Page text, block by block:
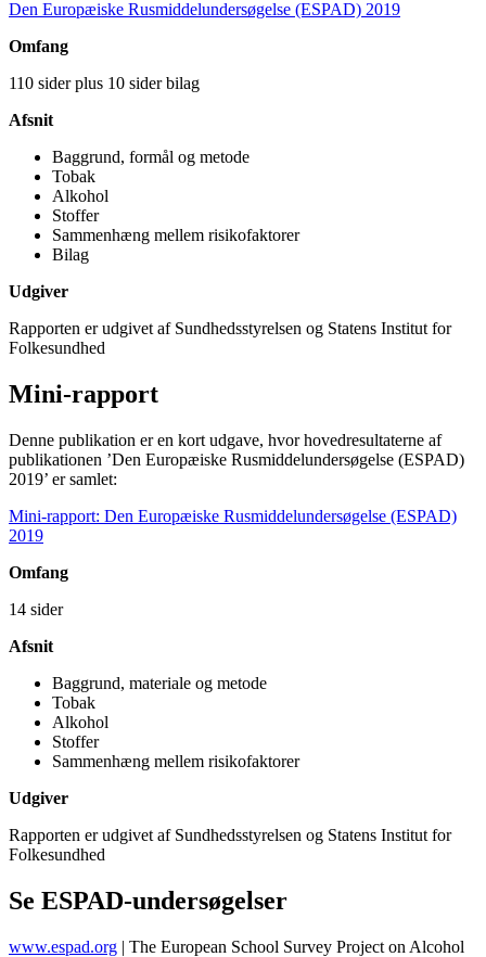
Den Europæiske Rusmiddelundersøgelse (ESPAD) 2019
Omfang
110 sider plus 10 sider bilag
Afsnit
Baggrund, formål og metode
Tobak
Alkohol
Stoffer
Sammenhæng mellem risikofaktorer
Bilag
Udgiver
Rapporten er udgivet af Sundhedsstyrelsen og Statens Institut for
Folkesundhed
Mini-rapport
Denne publikation er en kort udgave, hvor hovedresultaterne af
publikationen ’Den Europæiske Rusmiddelundersøgelse (ESPAD)
2019’ er samlet:
Mini-rapport: Den Europæiske Rusmiddelundersøgelse (ESPAD)
2019
Omfang
14 sider
Afsnit
Baggrund, materiale og metode
Tobak
Alkohol
Stoffer
Sammenhæng mellem risikofaktorer
Udgiver
Rapporten er udgivet af Sundhedsstyrelsen og Statens Institut for
Folkesundhed
Se ESPAD-undersøgelser
www.espad.org | The European School Survey Project on Alcohol